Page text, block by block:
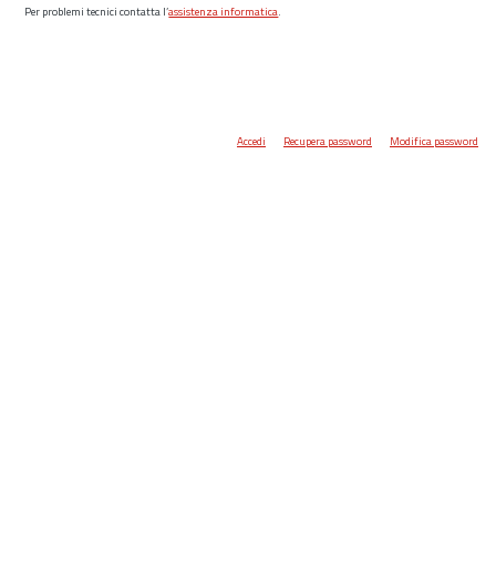
Per problemi tecnici contatta l’assistenza informatica.
Accedi Recupera password Modifica password